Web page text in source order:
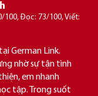
100, Đọc: 73/100, Viết:
German Link.
nhờ sự tận tình
em nhanh
tập. Trong suốt